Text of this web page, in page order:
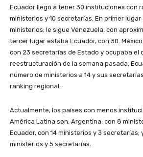
Ecuador llegó a tener 30 instituciones con
ministerios y 10 secretarías. En primer
ministerios; le sigue Venezuela, con
tercer lugar estaba Ecuador, con 30.
con 23 secretarías de Estado y ocupaba el
reestructuración de la semana pasada,
número de ministerios a 14 y sus
ranking regional.
Actualmente, los países con menos
América Latina son: Argentina, con 8
Ecuador, con 14 ministerios y 3 secretarías;
ministerios y 5 secretarías.